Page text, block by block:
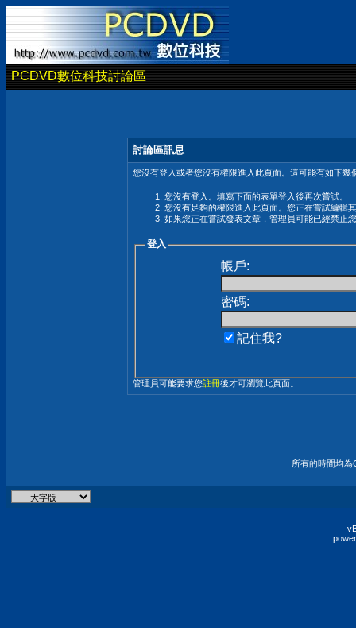
PCDVD數位科技討論區
討論區訊息
您沒有登入或者您沒有權限進入此頁面。這可能有如下幾
您沒有登入。填寫下面的表單登入後再次嘗試。
您沒有足夠的權限進入此頁面。您正在嘗試編輯
如果您正在嘗試發表文章，管理員可能已經禁止
登入
帳戶:
密碼:
記住我?
管理員可能要求您註冊後才可瀏覽此頁面。
所有的時間均為